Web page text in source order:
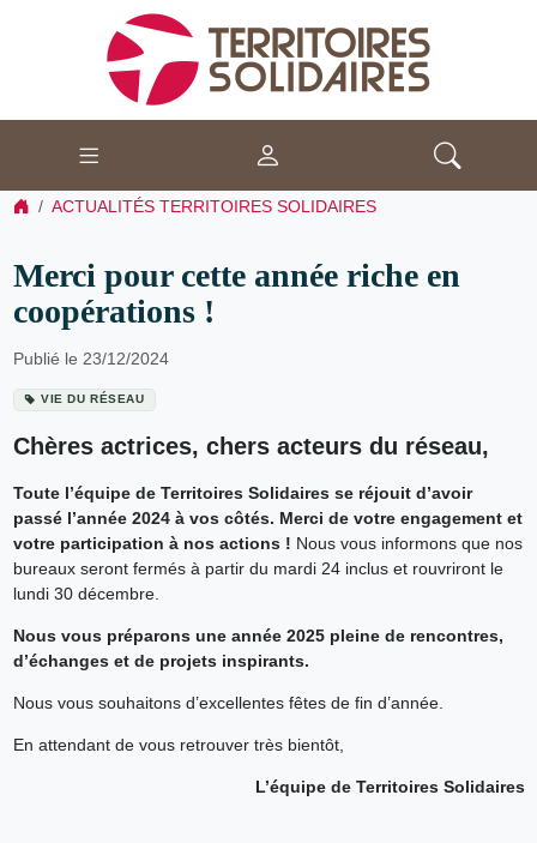
ACTUALITÉS TERRITOIRES SOLIDAIRES
Merci pour cette année riche en
coopérations !
Publié le 23/12/2024
VIE DU RÉSEAU
Chères actrices, chers acteurs du réseau,
Toute l’équipe de Territoires Solidaires se réjouit d’avoir
passé l’année 2024 à vos côtés. Merci de votre engagement et
votre participation à nos actions ! Nous vous informons que nos
bureaux seront fermés à partir du mardi 24 inclus et rouvriront le
lundi 30 décembre.
Nous vous préparons une année 2025 pleine de rencontres,
d’échanges et de projets inspirants.
Nous vous souhaitons d’excellentes fêtes de fin d’année.
En attendant de vous retrouver très bientôt,
L’équipe de Territoires Solidaires